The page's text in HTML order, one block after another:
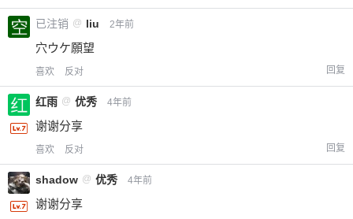
已注销 @ liu 2年前
穴ウケ願望
喜欢 反对 回复
红雨 @ 优秀 4年前
谢谢分享
喜欢 反对 回复
shadow @ 优秀 4年前
谢谢分享